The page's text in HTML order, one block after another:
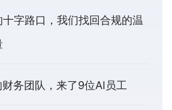
字路口，我们找回合规的温
务团队，来了9位AI员工